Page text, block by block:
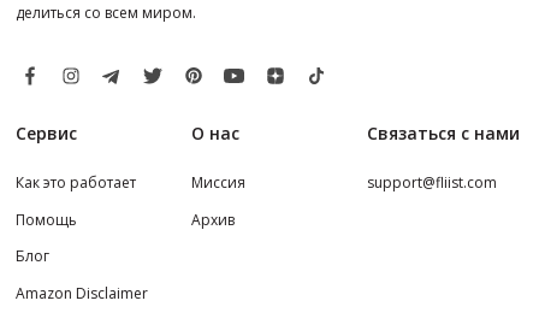
делиться со всем миром.
Сервис
Как это работает
Помощь
Блог
Amazon Disclaimer
О нас
Миссия
Архив
Связаться с нами
support@fliist.com